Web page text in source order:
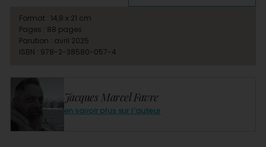
Jacques Marcel Favre
en savoir plus sur l'auteur
Format : 14,8 x 21 cm
Pages : 88 pages
Parution : avril 2025
ISBN : 978-2-38580-057-4